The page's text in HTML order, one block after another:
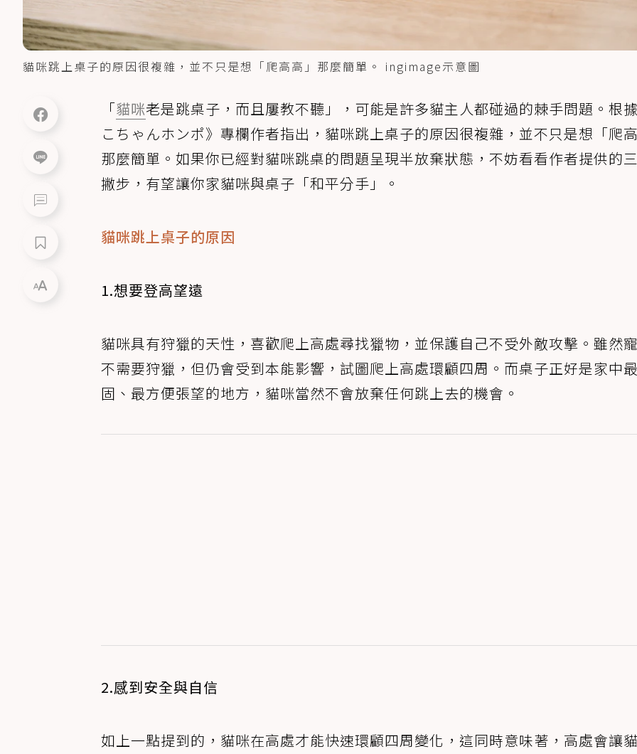
貓咪跳上桌子的原因很複雜，並不只是想「爬高高」那麼簡單。 ingimage示意圖
「貓咪老是跳桌子，而且屢教不聽」，可能是許多貓主人都碰過的棘手問題。根
こちゃんホンポ》專欄作者指出，貓咪跳上桌子的原因很複雜，並不只是想「爬高
那麼簡單。如果你已經對貓咪跳桌的問題呈現半放棄狀態，不妨看看作者提供的
撇步，有望讓你家貓咪與桌子「和平分手」。
貓咪跳上桌子的原因
1.想要登高望遠
貓咪具有狩獵的天性，喜歡爬上高處尋找獵物，並保護自己不受外敵攻擊。雖然
不需要狩獵，但仍會受到本能影響，試圖爬上高處環顧四周。而桌子正好是家中
固、最方便張望的地方，貓咪當然不會放棄任何跳上去的機會。
2.感到安全與自信
如上一點提到的，貓咪在高處才能快速環顧四周變化，這同時意味著，高處會讓